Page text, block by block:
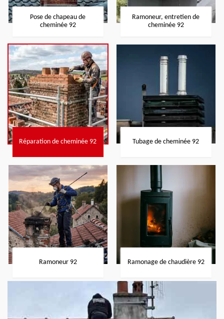
Pose de chapeau de
cheminée 92
Ramoneur, entretien de
cheminée 92
Réparation de cheminée 92 Tubage de cheminée 92
Ramoneur 92 Ramonage de chaudière 92